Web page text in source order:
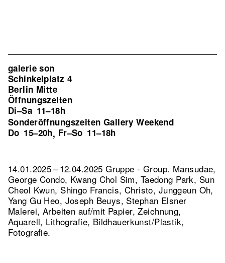
galerie son
Schinkelplatz 4
Berlin Mitte
Öffnungszeiten
Di–Sa 11–18h
Sonderöffnungszeiten Gallery Weekend
Do 15–20h, Fr–So 11–18h
14.01.2025 – 12.04.2025 Gruppe - Group. Mansudae,
George Condo, Kwang Chol Sim, Taedong Park, Sun
Cheol Kwun, Shingo Francis, Christo, Junggeun Oh,
Yang Gu Heo, Joseph Beuys, Stephan Elsner
Malerei, Arbeiten auf/mit Papier, Zeichnung,
Aquarell, Lithografie, Bildhauerkunst/Plastik,
Fotografie.